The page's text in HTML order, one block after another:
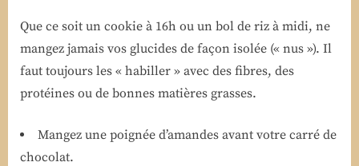
Que ce soit un cookie à 16h ou un bol de riz à midi, ne
mangez jamais vos glucides de façon isolée (« nus »). Il
faut toujours les « habiller » avec des fibres, des
protéines ou de bonnes matières grasses.
Mangez une poignée d’amandes avant votre carré de
chocolat.